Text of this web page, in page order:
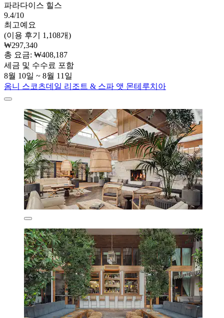
파라다이스 힐스
9.4/10
최고예요
(이용 후기 1,108개)
₩297,340
총 요금: ₩408,187
세금 및 수수료 포함
8월 10일 ~ 8월 11일
옴니 스코츠데일 리조트 & 스파 앳 몬테루치아